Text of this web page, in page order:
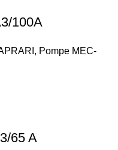
100A
, Pompe MEC-
65 A